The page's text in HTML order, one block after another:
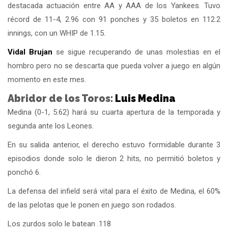
destacada actuación entre AA y AAA de los Yankees. Tuvo
récord de 11-4, 2.96 con 91 ponches y 35 boletos en 112.2
innings, con un WHIP de 1.15.
Vidal Brujan se sigue recuperando de unas molestias en el
hombro pero no se descarta que pueda volver a juego en algún
momento en este mes.
Abridor de los Toros: Luis Medina
Medina (0-1, 5.62) hará su cuarta apertura de la temporada y
segunda ante los Leones.
En su salida anterior, el derecho estuvo formidable durante 3
episodios donde solo le dieron 2 hits, no permitió boletos y
ponchó 6.
La defensa del infield será vital para el éxito de Medina, el 60%
de las pelotas que le ponen en juego son rodados.
Los zurdos solo le batean .118